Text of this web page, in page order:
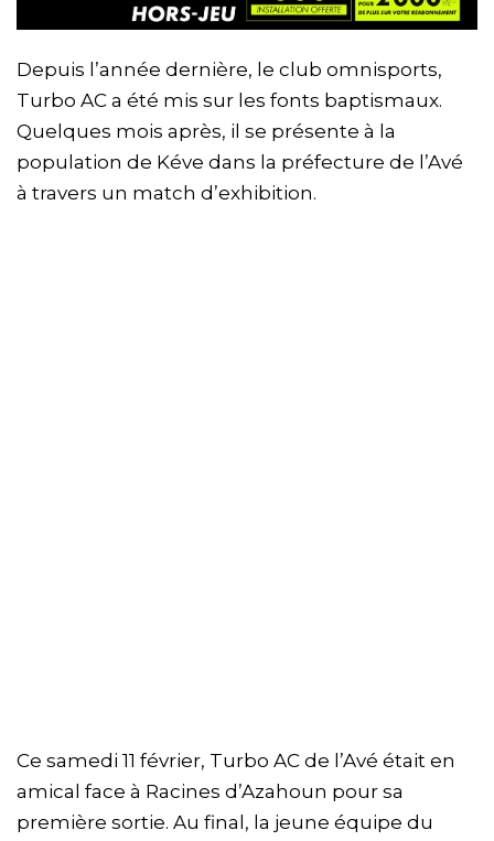
Depuis l’année dernière, le club omnisports,
Turbo AC a été mis sur les fonts baptismaux.
Quelques mois après, il se présente à la
population de Kéve dans la préfecture de l’Avé
à travers un match d’exhibition.
Ce samedi 11 février, Turbo AC de l’Avé était en
amical face à Racines d’Azahoun pour sa
première sortie. Au final, la jeune équipe du